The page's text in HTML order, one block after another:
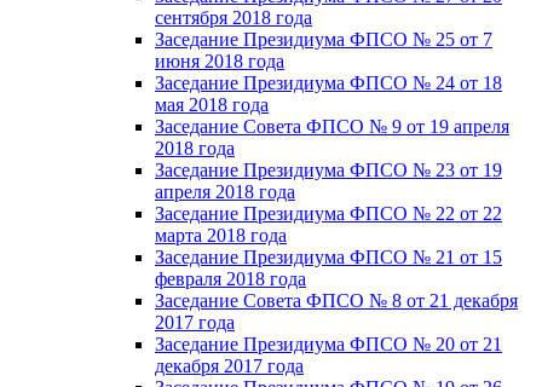
сентября 2018 года
Заседание Президиума ФПСО № 25 от 7
июня 2018 года
Заседание Президиума ФПСО № 24 от 18
мая 2018 года
Заседание Совета ФПСО № 9 от 19 апреля
2018 года
Заседание Президиума ФПСО № 23 от 19
апреля 2018 года
Заседание Президиума ФПСО № 22 от 22
марта 2018 года
Заседание Президиума ФПСО № 21 от 15
февраля 2018 года
Заседание Совета ФПСО № 8 от 21 декабря
2017 года
Заседание Президиума ФПСО № 20 от 21
декабря 2017 года